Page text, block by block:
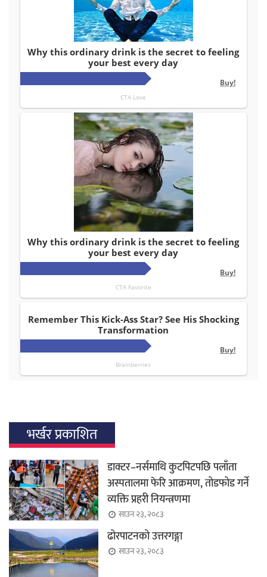
भर्खर प्रकाशित
डाक्टर–नर्समाथि कुटपिटपछि पलाँता
अस्पतालमा फेरि आक्रमण, तोडफोड गर्ने
व्यक्ति प्रहरी नियन्त्रणमा
साउन २३, २०८३
ढोरपाटनको उत्तरगङ्गा
साउन २३, २०८३